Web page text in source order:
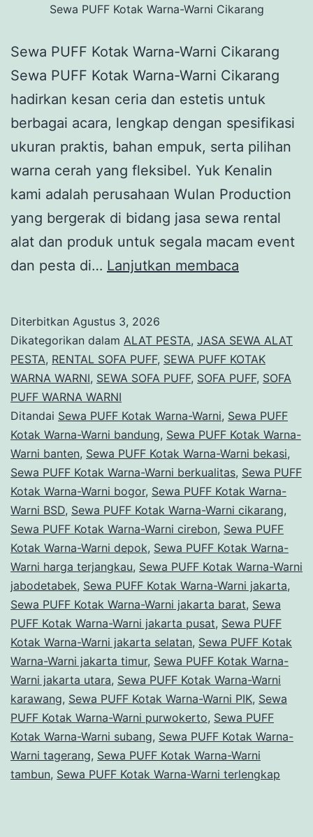
Sewa PUFF Kotak Warna-Warni Cikarang
Sewa PUFF Kotak Warna-Warni Cikarang
Sewa PUFF Kotak Warna-Warni Cikarang
hadirkan kesan ceria dan estetis untuk
berbagai acara, lengkap dengan spesifikasi
ukuran praktis, bahan empuk, serta pilihan
warna cerah yang fleksibel. Yuk Kenalin
kami adalah perusahaan Wulan Production
yang bergerak di bidang jasa sewa rental
alat dan produk untuk segala macam event
dan pesta di… Lanjutkan membaca
Warna-
Warni
Cikarang
Diterbitkan Agustus 3, 2026
Dikategorikan dalam ALAT PESTA, JASA SEWA ALAT
PESTA, RENTAL SOFA PUFF, SEWA PUFF KOTAK
WARNA WARNI, SEWA SOFA PUFF, SOFA PUFF, SOFA
PUFF WARNA WARNI
Ditandai Sewa PUFF Kotak Warna-Warni, Sewa PUFF
Kotak Warna-Warni bandung, Sewa PUFF Kotak Warna-
Warni banten, Sewa PUFF Kotak Warna-Warni bekasi,
Sewa PUFF Kotak Warna-Warni berkualitas, Sewa PUFF
Kotak Warna-Warni bogor, Sewa PUFF Kotak Warna-
Warni BSD, Sewa PUFF Kotak Warna-Warni cikarang,
Sewa PUFF Kotak Warna-Warni cirebon, Sewa PUFF
Kotak Warna-Warni depok, Sewa PUFF Kotak Warna-
Warni harga terjangkau, Sewa PUFF Kotak Warna-Warni
jabodetabek, Sewa PUFF Kotak Warna-Warni jakarta,
Sewa PUFF Kotak Warna-Warni jakarta barat, Sewa
PUFF Kotak Warna-Warni jakarta pusat, Sewa PUFF
Kotak Warna-Warni jakarta selatan, Sewa PUFF Kotak
Warna-Warni jakarta timur, Sewa PUFF Kotak Warna-
Warni jakarta utara, Sewa PUFF Kotak Warna-Warni
karawang, Sewa PUFF Kotak Warna-Warni PIK, Sewa
PUFF Kotak Warna-Warni purwokerto, Sewa PUFF
Kotak Warna-Warni subang, Sewa PUFF Kotak Warna-
Warni tagerang, Sewa PUFF Kotak Warna-Warni
tambun, Sewa PUFF Kotak Warna-Warni terlengkap